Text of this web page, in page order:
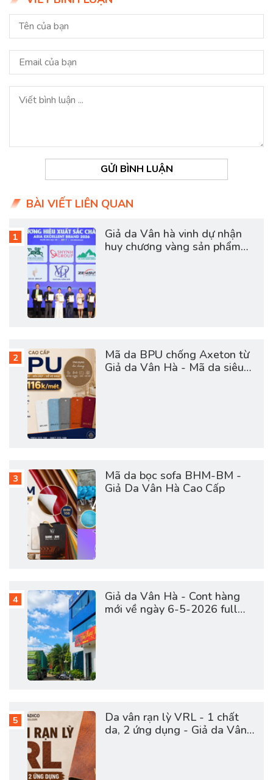
GỬI BÌNH LUẬN
BÀI VIẾT LIÊN QUAN
Giả da Vân hà vinh dự nhận
huy chương vàng sản phẩm
Mã da BPU chống Axeton từ
Giả da Vân Hà - Mã da siêu
Mã da bọc sofa BHM-BM -
Giả Da Vân Hà Cao Cấp
Giả da Vân Hà - Cont hàng
mới về ngày 6-5-2026 full
Da vân rạn lỳ VRL - 1 chất
da, 2 ứng dụng - Giả da Vân